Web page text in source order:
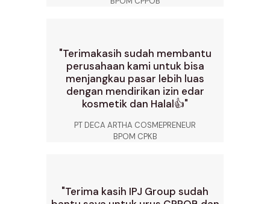
"Terimakasih sudah membantu
perusahaan kami untuk bisa
menjangkau pasar lebih luas
dengan mendirikan izin edar
kosmetik dan Halal👍"
PT DECA ARTHA COSMEPRENEUR
BPOM CPKB
"Terima kasih IPJ Group sudah